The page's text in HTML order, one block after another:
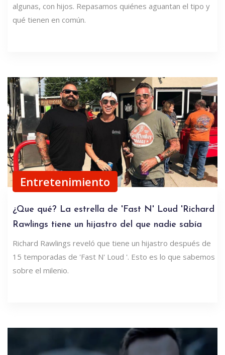
algunas, con hijos. Repasamos quiénes aguantan el tipo y
qué tienen en común.
Entretenimiento
¿Que qué? La estrella de 'Fast N' Loud 'Richard
Rawlings tiene un hijastro del que nadie sabía
Richard Rawlings reveló que tiene un hijastro después de
15 temporadas de 'Fast N' Loud '. Esto es lo que sabemos
sobre el milenio.